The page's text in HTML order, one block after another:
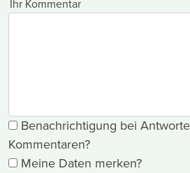
Ihr Kommentar
Benachrichtigung bei
Kommentaren?
Meine Daten merken?